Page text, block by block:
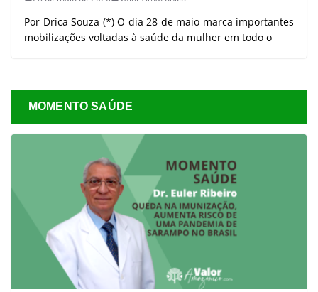
Por Drica Souza (*) O dia 28 de maio marca importantes
mobilizações voltadas à saúde da mulher em todo o
MOMENTO SAÚDE